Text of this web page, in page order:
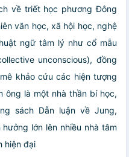
về triết học phương Đông
văn học, xã hội học, nghệ
ngữ tâm lý như cổ mẫu
unconscious), đồng
khảo cứu các hiện tượng
ông là một nhà thần bí học,
sách Dẫn luận về Jung,
lớn lên nhiều nhà tâm
hiện đại